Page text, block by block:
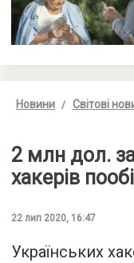
Новини Світові
2 млн дол.
хакерів
22 лип 2020, 16:47
Українських